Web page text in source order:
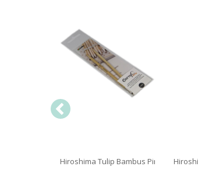
Hiroshima Tulip Bambus Pindespids 12